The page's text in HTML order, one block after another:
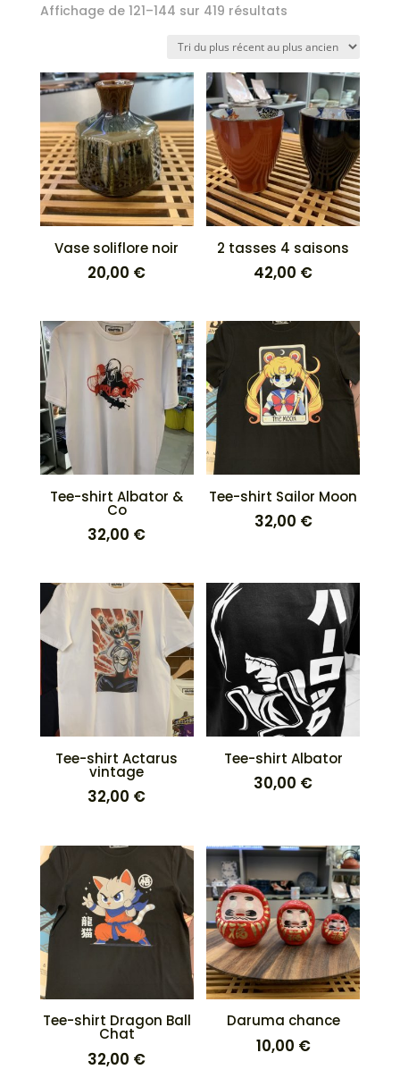
Affichage de 121–144 sur 419 résultatsTrié
plus
récent
au
plus
ancien
Vase soliflore noir
20,00 €
2 tasses 4 saisons
42,00 €
Tee-shirt Albator &
Co
32,00 €
Tee-shirt Sailor Moon
32,00 €
Tee-shirt Actarus
vintage
32,00 €
Tee-shirt Albator
30,00 €
Tee-shirt Dragon Ball
Chat
32,00 €
Daruma chance
10,00 €